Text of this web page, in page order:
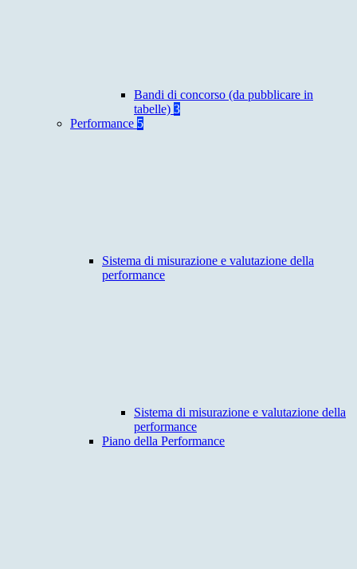
Bandi di concorso (da pubblicare in
tabelle) 3
Performance 5
Sistema di misurazione e valutazione della
performance
Sistema di misurazione e valutazione della
performance
Piano della Performance